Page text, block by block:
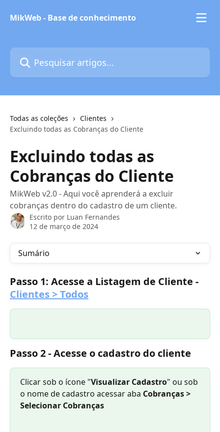
MikWeb - Base de conhecimento
Pesquisar artigos...
Todas as coleções
Clientes
Excluindo todas as Cobranças do Cliente
Excluindo todas as
Cobranças do Cliente
MikWeb v2.0 - Aqui você aprenderá a excluir
cobranças dentro do cadastro de um cliente.
Escrito por Luan Fernandes
12 de março de 2024
Sumário
Passo 1: Acesse a Listagem de Cliente -
Clientes > Todos
Passo 2 - Acesse o cadastro do cliente
​Clicar sob o ícone "Visualizar Cadastro" ou sob
o nome de cadastro acessar aba Cobranças >
Selecionar Cobranças